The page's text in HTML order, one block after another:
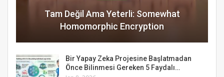
Tam Değil Ama Yeterli: Somewhat
Homomorphic Encryption
Bir Yapay Zeka Projesine Başlatmadan
Önce Bilinmesi Gereken 5 Faydalı…